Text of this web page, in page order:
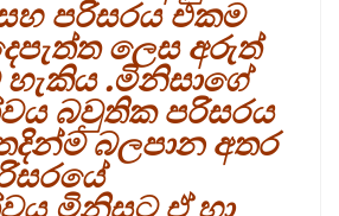
පරිසරය එකම
ලෙස අරුත්
.මිනිසාගේ
බවුතික පරිසරය
බලපාන අතර